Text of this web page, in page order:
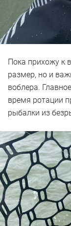
Пока прихожу к
размер, но и
воблера.
время ротации
рыбалки из